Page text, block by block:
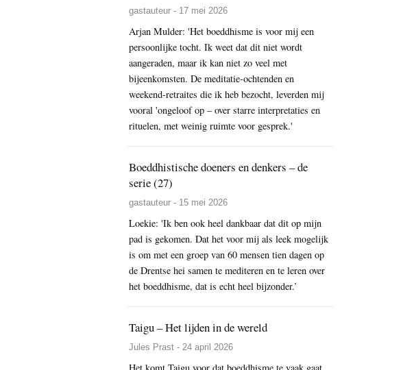
gastauteur - 17 mei 2026
Arjan Mulder: 'Het boeddhisme is voor mij een
persoonlijke tocht. Ik weet dat dit niet wordt
aangeraden, maar ik kan niet zo veel met
bijeenkomsten. De meditatie-ochtenden en
weekend-retraites die ik heb bezocht, leverden mij
vooral 'ongeloof op – over starre interpretaties en
rituelen, met weinig ruimte voor gesprek.'
Boeddhistische doeners en denkers – de
serie (27)
gastauteur - 15 mei 2026
Loekie: 'Ik ben ook heel dankbaar dat dit op mijn
pad is gekomen. Dat het voor mij als leek mogelijk
is om met een groep van 60 mensen tien dagen op
de Drentse hei samen te mediteren en te leren over
het boeddhisme, dat is echt heel bijzonder.’
Taigu – Het lijden in de wereld
Jules Prast - 24 april 2026